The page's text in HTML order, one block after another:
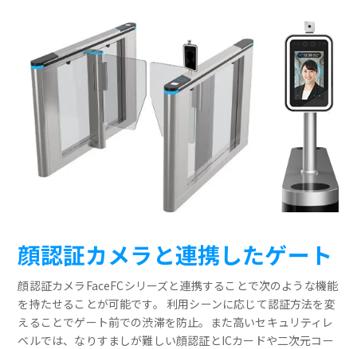
顔認証カメラと連携したゲート
顔認証カメラFaceFCシリーズと連携することで次のような機能
を持たせることが可能です。 利用シーンに応じて認証方法を変
えることでゲート前での渋滞を防止。また高いセキュリティレ
ベルでは、なりすましが難しい顔認証とICカードや二次元コー